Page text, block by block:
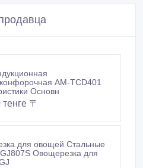
AM-TCD401
Основн
〒
для овощей Стальные
Овощерезка для